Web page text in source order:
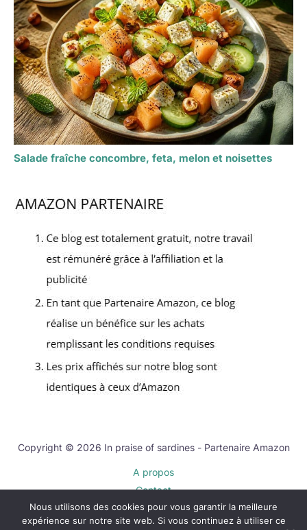
Salade fraîche concombre, feta, melon et noisettes
Copyright © 2026 In praise of sardines - Partenaire Amazon
A propos
Contact
Plan du site
Mentions légales
Nous utilisons des cookies pour vous garantir la meilleure
expérience sur notre site web. Si vous continuez à utiliser ce